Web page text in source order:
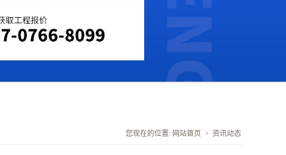
您现在的位置: 网站首页 > 资讯动态